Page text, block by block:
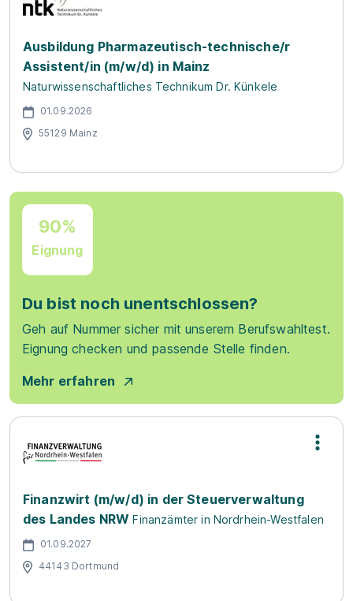
Ausbildung Pharmazeutisch-technische/r
Assistent/in (m/w/d) in Mainz
Naturwissenschaftliches Technikum Dr. Künkele
01.09.2026
55129 Mainz
90%
Eignung
Du bist noch unentschlossen?
Geh auf Nummer sicher mit unserem Berufswahltest.
Eignung checken und passende Stelle finden.
Mehr erfahren
Finanzwirt (m/w/d) in der Steuerverwaltung
des Landes NRW Finanzämter in Nordrhein-Westfalen
01.09.2027
44143 Dortmund